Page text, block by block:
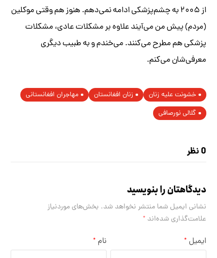
از ۲۰۰۵ به چشم‌پزشکی ادامه نمی‌دهم. هنوز هم وقتی موکلین
(مردم) پیش من می‌آیند علاوه بر مشکلات عادی، مشکلات
پزشکی هم مطرح می‌کنند. می‌خندم و به طبیب دیگری
معرفی‌شان می‌کنم.
خشونت علیه زنان زنان افغانستان
مهاجران افغانستانی
گلالی نورصافی
0 نظر
دیدگاهتان را بنویسید
نشانی ایمیل شما منتشر نخواهد شد. بخش‌های موردنیاز
علامت‌گذاری شده‌اند*
نام * ایمیل *